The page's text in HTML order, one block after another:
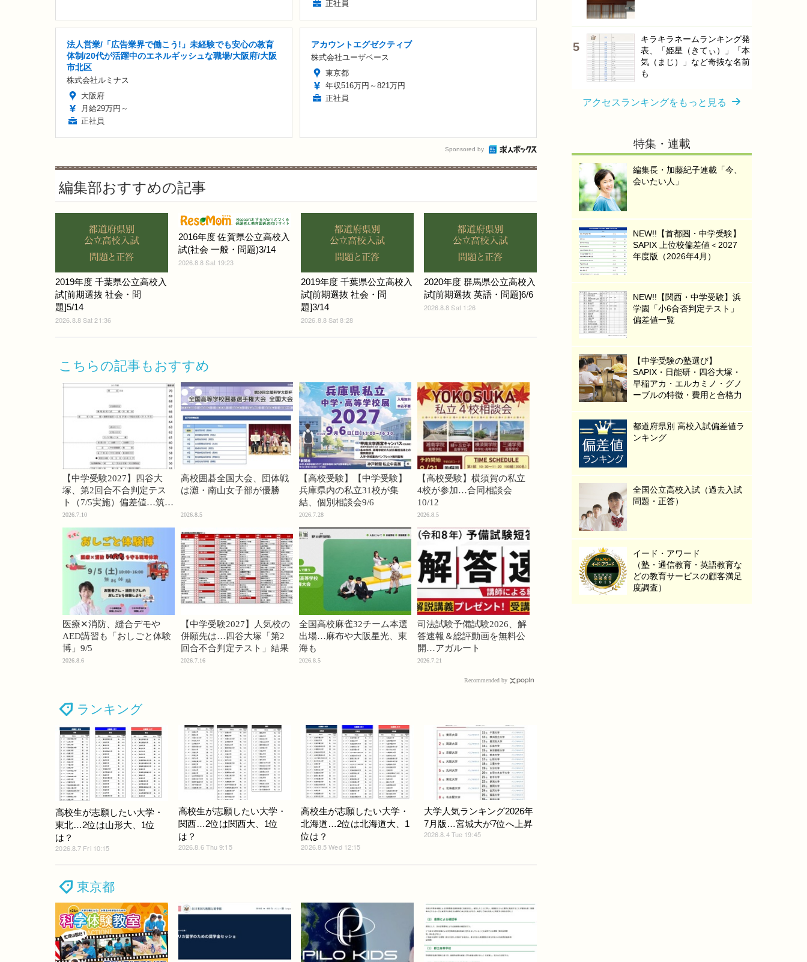
正社員
法人営業/「広告業界で働こう!」未経験でも安心の教育
体制/20代が活躍中のエネルギッシュな職場/大阪府/大阪
市北区
株式会社ルミナス
大阪府
月給29万円～
正社員
アカウントエグゼクティブ
株式会社ユーザベース
東京都
年収516万円～821万円
正社員
Sponsored by
編集部おすすめの記事
2019年度 千葉県公立高校入
試[前期選抜 社会・問
題]5/14
2026.8.8 Sat 21:36
2016年度 佐賀県公立高校入
試(社会 一般・問題)3/14
2026.8.8 Sat 19:23
2019年度 千葉県公立高校入
試[前期選抜 社会・問
題]3/14
2026.8.8 Sat 8:28
2020年度 群馬県公立高校入
試[前期選抜 英語・問題]6/6
2026.8.8 Sat 1:26
こちらの記事もおすすめ
【中学受験2027】四谷大
塚、第2回合不合判定テス
ト（7/5実施）偏差値…筑駒
74・桜蔭70＜PR＞
2026.7.10
高校囲碁全国大会、団体戦
は灘・南山女子部が優勝
2026.8.5
【高校受験】【中学受験】
兵庫県内の私立31校が集
結、個別相談会9/6
2026.7.28
【高校受験】横須賀の私立
4校が参加…合同相談会
10/12
2026.8.5
医療✕消防、縫合デモや
AED講習も「おしごと体験
博」9/5
2026.8.6
【中学受験2027】人気校の
併願先は…四谷大塚「第2
回合不合判定テスト」結果
2026.7.16
全国高校麻雀32チーム本選
出場…麻布や大阪星光、東
海も
2026.8.5
司法試験予備試験2026、解
答速報＆総評動画を無料公
開…アガルート
2026.7.21
Recommended by
ランキング
高校生が志願したい大学・
東北…2位は山形大、1位
は？
2026.8.7 Fri 10:15
高校生が志願したい大学・
関西…2位は関西大、1位
は？
2026.8.6 Thu 9:15
高校生が志願したい大学・
北海道…2位は北海道大、1
位は？
2026.8.5 Wed 12:15
大学人気ランキング2026年
7月版…宮城大が7位へ上昇
2026.8.4 Tue 19:45
東京都
キラキラネームランキング発
表、「姫星（きてぃ）」「本
気（まじ）」など奇抜な名前
も
アクセスランキングをもっと見る
特集・連載
編集長・加藤紀子連載「今、
会いたい人」
NEW!!【首都圏・中学受験】
SAPIX 上位校偏差値＜2027
年度版（2026年4月）
NEW!!【関西・中学受験】浜
学園「小6合否判定テスト」
偏差値一覧
【中学受験の塾選び】
SAPIX・日能研・四谷大塚・
早稲アカ・エルカミノ・グノ
ーブルの特徴・費用と合格力
都道府県別 高校入試偏差値ラ
ンキング
全国公立高校入試（過去入試
問題・正答）
イード・アワード
（塾・通信教育・英語教育な
どの教育サービスの顧客満足
度調査）